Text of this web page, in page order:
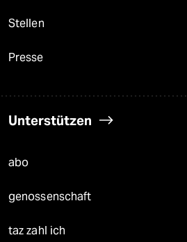
Stellen
Presse
Unterstützen
abo
genossenschaft
taz zahl ich